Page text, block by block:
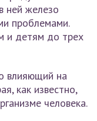
ней железо
проблемами.
и детям до трех
влияющий на
как известно,
человека.